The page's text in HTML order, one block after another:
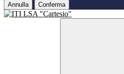
Annulla Conferma